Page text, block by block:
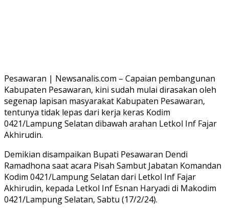
Pesawaran | Newsanalis.com – Capaian pembangunan
Kabupaten Pesawaran, kini sudah mulai dirasakan oleh
segenap lapisan masyarakat Kabupaten Pesawaran,
tentunya tidak lepas dari kerja keras Kodim
0421/Lampung Selatan dibawah arahan Letkol Inf Fajar
Akhirudin.
Demikian disampaikan Bupati Pesawaran Dendi
Ramadhona saat acara Pisah Sambut Jabatan Komandan
Kodim 0421/Lampung Selatan dari Letkol Inf Fajar
Akhirudin, kepada Letkol Inf Esnan Haryadi di Makodim
0421/Lampung Selatan, Sabtu (17/2/24).